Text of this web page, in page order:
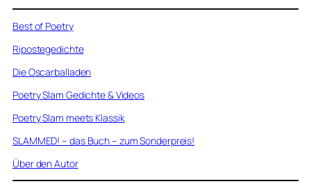
Best of Poetry
Ripostegedichte
Die Oscarballaden
Poetry Slam Gedichte & Videos
Poetry Slam meets Klassik
SLAMMED! – das Buch – zum Sonderpreis!
Über den Autor